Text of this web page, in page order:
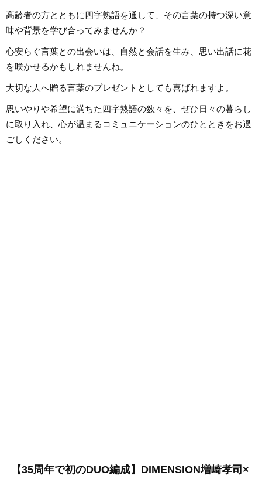
高齢者の方とともに四字熟語を通して、その言葉の持つ深い意
味や背景を学び合ってみませんか？
心安らぐ言葉との出会いは、自然と会話を生み、思い出話に花
を咲かせるかもしれませんね。
大切な人へ贈る言葉のプレゼントとしても喜ばれますよ。
思いやりや希望に満ちた四字熟語の数々を、ぜひ日々の暮らし
に取り入れ、心が温まるコミュニケーションのひとときをお過
ごしください。
【35周年で初のDUO編成】DIMENSION増崎孝司×